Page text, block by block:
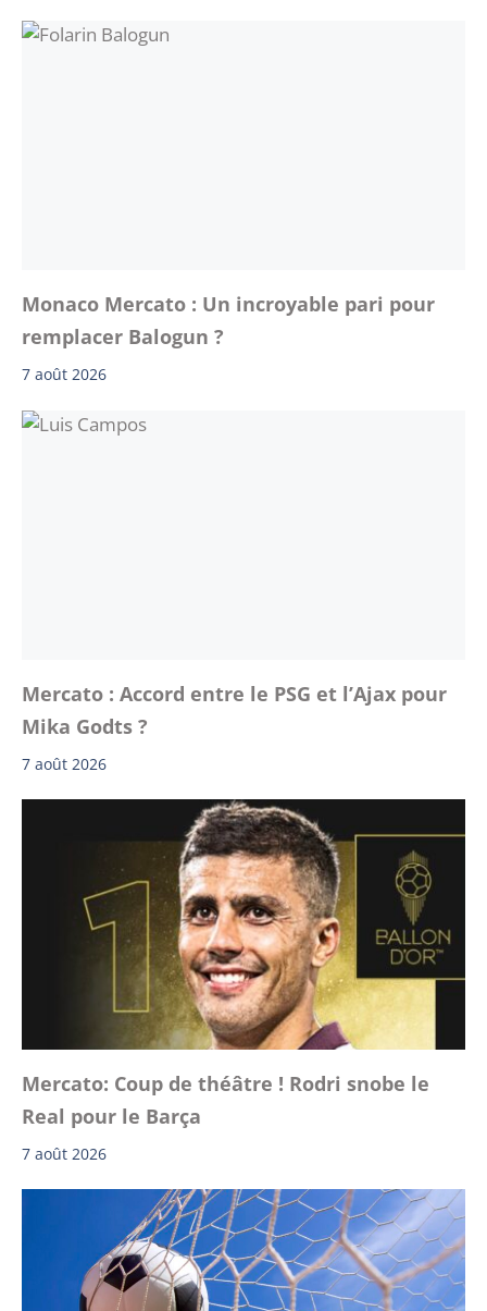
Monaco Mercato : Un incroyable pari pour
remplacer Balogun ?
7 août 2026
Mercato : Accord entre le PSG et l’Ajax pour
Mika Godts ?
7 août 2026
Mercato: Coup de théâtre ! Rodri snobe le
Real pour le Barça
7 août 2026